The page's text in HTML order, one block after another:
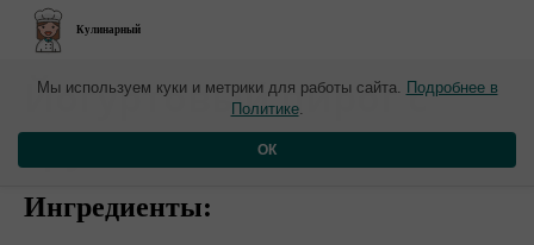
Кулинарный
​Йогуртовый пирог с
грушами
Ингредиенты:
Мы используем куки и метрики для работы сайта. Подробнее в
Политике.
ОК